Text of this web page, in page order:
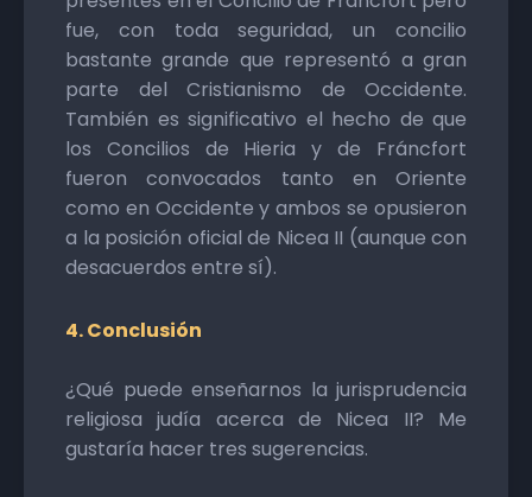
fue, con toda seguridad, un concilio
bastante grande que representó a gran
parte del Cristianismo de Occidente.
También es significativo el hecho de que
los Concilios de Hieria y de Fráncfort
fueron convocados tanto en Oriente
como en Occidente y ambos se opusieron
a la posición oficial de Nicea II (aunque con
desacuerdos entre sí).
4. Conclusión
¿Qué puede enseñarnos la jurisprudencia
religiosa judía acerca de Nicea II? Me
gustaría hacer tres sugerencias.